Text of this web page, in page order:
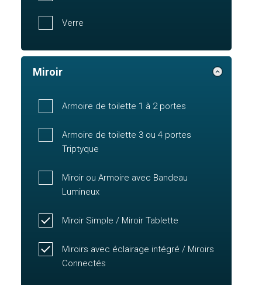
Verre
Miroir
Armoire de toilette 1 à 2 portes
Armoire de toilette 3 ou 4 portes
Triptyque
Miroir ou Armoire avec Bandeau
Lumineux
Miroir Simple / Miroir Tablette
Miroirs avec éclairage intégré / Miroirs
Connectés